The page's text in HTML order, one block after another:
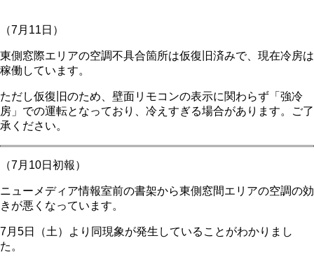
（7月11日）
東側窓際エリアの空調不具合箇所は仮復旧済みで、現在冷房は
稼働しています。
ただし仮復旧のため、壁面リモコンの表示に関わらず「強冷
房」での運転となっており、冷えすぎる場合があります。ご了
承ください。
（7月10日初報）
ニューメディア情報室前の書架から東側窓間エリアの空調の効
きが悪くなっています。
7月5日（土）より同現象が発生していることがわかりまし
た。